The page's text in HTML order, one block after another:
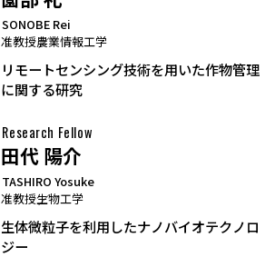
SONOBE Rei
准教授農業情報工学
リモートセンシング技術を用いた作物管理
に関する研究
Research Fellow
田代 陽介
TASHIRO Yosuke
准教授生物工学
生体微粒子を利用したナノバイオテクノロ
ジー